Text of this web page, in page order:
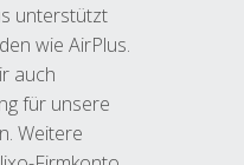
unterstützt
wie AirPlus.
auch
für unsere
Weitere